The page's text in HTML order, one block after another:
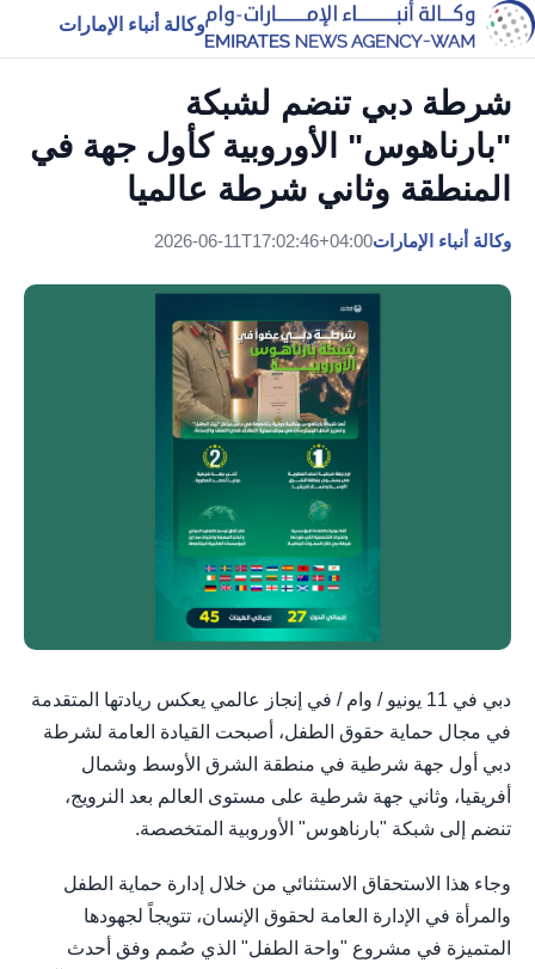
وكالة أنباء الإمارات
شرطة دبي تنضم لشبكة
"بارناهوس" الأوروبية كأول جهة في
المنطقة وثاني شرطة عالميا
وكالة أنباء الإمارات2026-06-11T17:02:46+04:00
دبي في 11 يونيو / وام / في إنجاز عالمي يعكس ريادتها المتقدمة
في مجال حماية حقوق الطفل، أصبحت القيادة العامة لشرطة
دبي أول جهة شرطية في منطقة الشرق الأوسط وشمال
أفريقيا، وثاني جهة شرطية على مستوى العالم بعد النرويج،
تنضم إلى شبكة "بارناهوس" الأوروبية المتخصصة.
وجاء هذا الاستحقاق الاستثنائي من خلال إدارة حماية الطفل
والمرأة في الإدارة العامة لحقوق الإنسان، تتويجاً لجهودها
المتميزة في مشروع "واحة الطفل" الذي صُمم وفق أحدث